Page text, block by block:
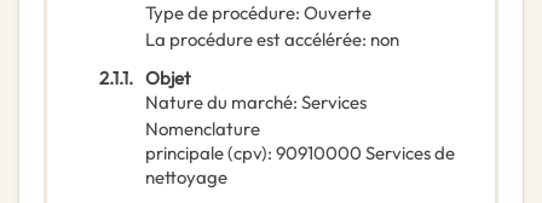
Type de procédure: Ouverte
La procédure est accélérée: non
2.1.1. Objet
Nature du marché: Services
Nomenclature
principale(cpv): 90910000 Services de
nettoyage